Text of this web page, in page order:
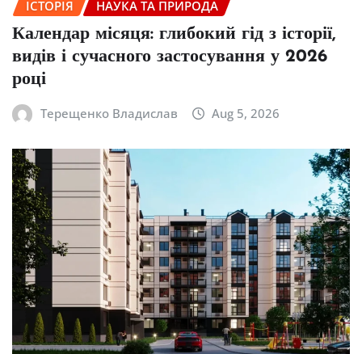
ІСТОРІЯ НАУКА ТА ПРИРОДА
Календар місяця: глибокий гід з історії,
видів і сучасного застосування у 2026
році
Терещенко Владислав Aug 5, 2026